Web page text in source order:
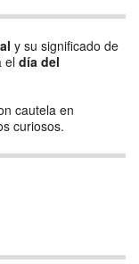
y su significado de
el día del
cautela en
curiosos.